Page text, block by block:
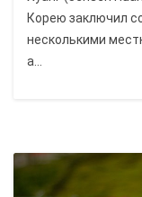
Корею заключил
несколькими
а...